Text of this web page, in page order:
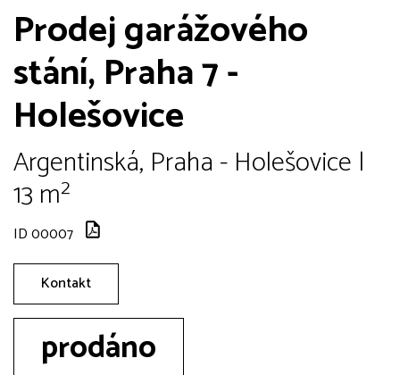
Prodej garážového
stání, Praha 7 -
Holešovice
Argentinská, Praha - Holešovice |
13 m²
ID 00007
Kontakt
prodáno